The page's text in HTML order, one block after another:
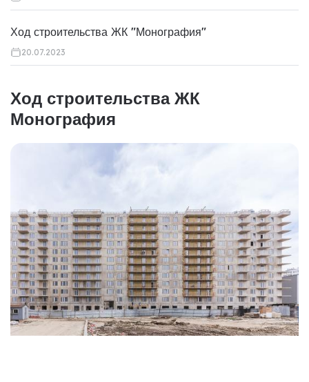
Ход строительства ЖК "Монография"
20.07.2023
Ход строительства ЖК
Монография